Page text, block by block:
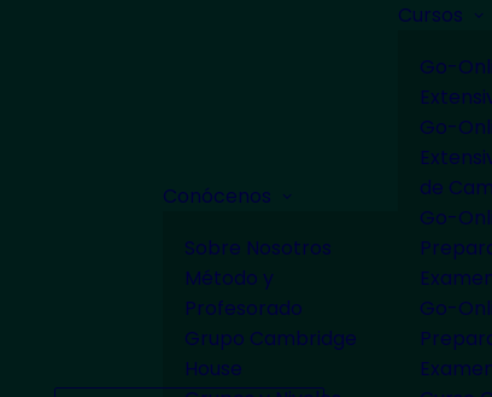
Conócenos
Sobre Nosotros
Método y
Profesorado
Grupo Cambridge
House
Cursos
Go-
Go-
de
Go-
Go-